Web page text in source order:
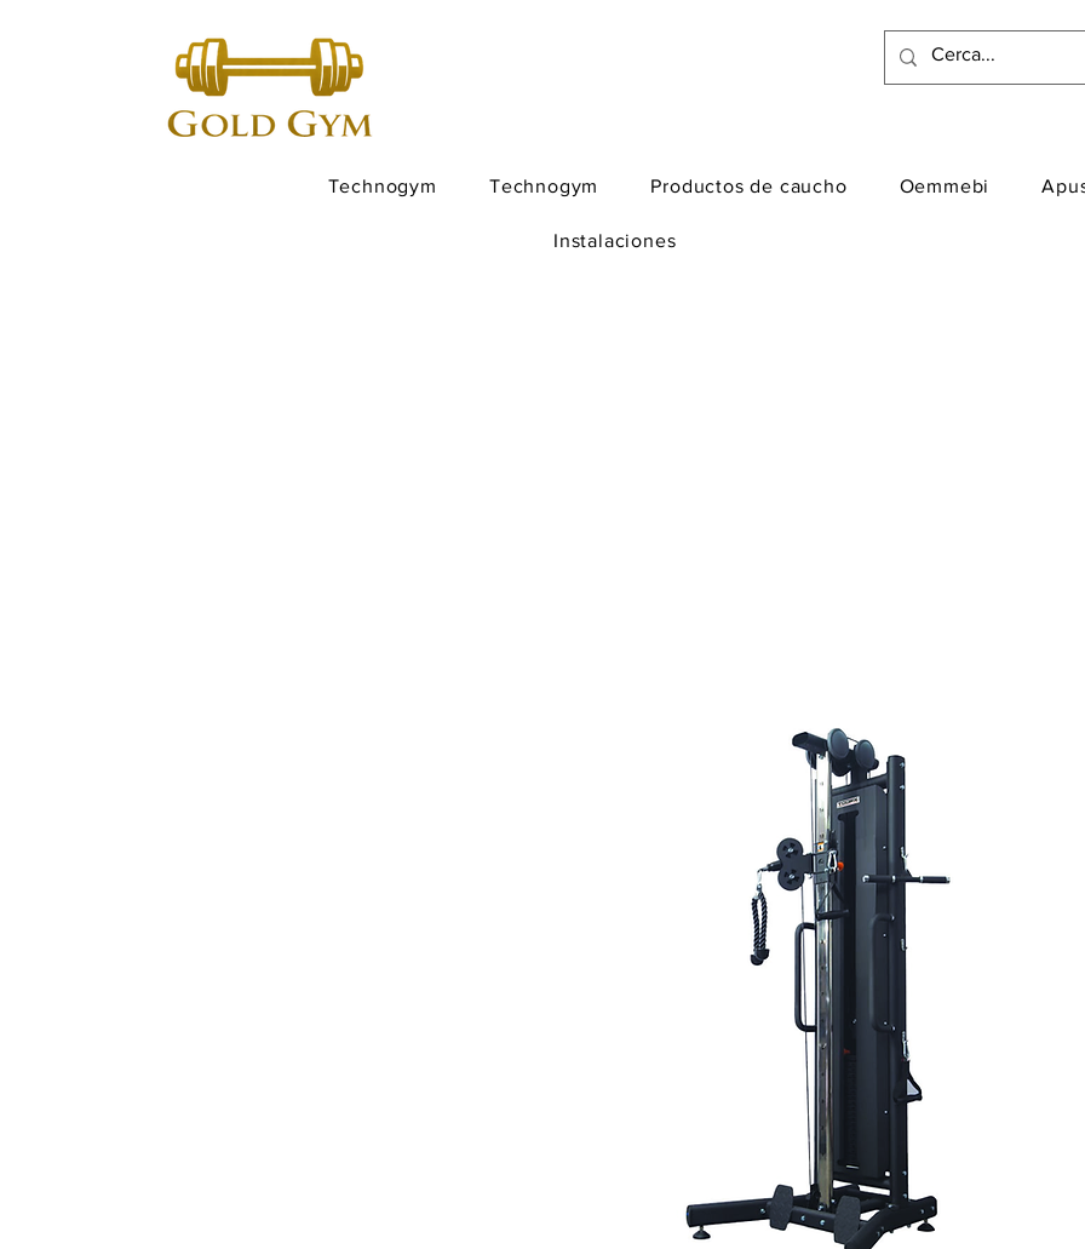
Technogym Technogym Productos de caucho Oemmebi
Instalaciones